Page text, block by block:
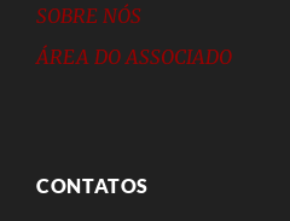
SOBRE NÓS
ÁREA DO ASSOCIADO
CONTATOS